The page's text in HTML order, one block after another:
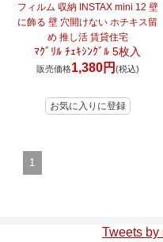
フィルム 収納 INSTAX mini 12 壁
に飾る 壁 穴開けない ホチキス留
め 推し活 賃貸住宅
ﾏｸﾞﾘﾙ ﾁｪｷｼﾝｸﾞﾙ 5枚入
販売価格1,380円 (税込)
1
Tweets by